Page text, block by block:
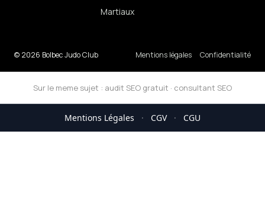
Martiaux
© 2026 Bolbec Judo Club Mentions légales Confidentialité
Sur le meme sujet : audit SEO gratuit · consultant SEO
Mentions Légales · CGV · CGU